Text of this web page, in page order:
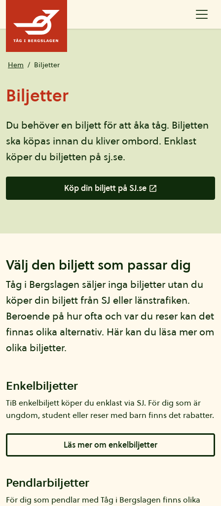
Hoppa till innehållet
Hem Biljetter
Biljetter
Du behöver en biljett för att åka tåg. Biljetten
ska köpas innan du kliver ombord. Enklast
köper du biljetten på sj.se.
Köp din biljett på SJ.se
Välj den biljett som passar dig
Tåg i Bergslagen säljer inga biljetter utan du
köper din biljett från SJ eller länstrafiken.
Beroende på hur ofta och var du reser kan det
finnas olika alternativ. Här kan du läsa mer om
olika biljetter.
Enkelbiljetter
TiB enkelbiljett köper du enklast via SJ. För dig som är
ungdom, student eller reser med barn finns det rabatter.
Läs mer om enkelbiljetter
Pendlarbiljetter
För dig som pendlar med Tåg i Bergslagen finns olika